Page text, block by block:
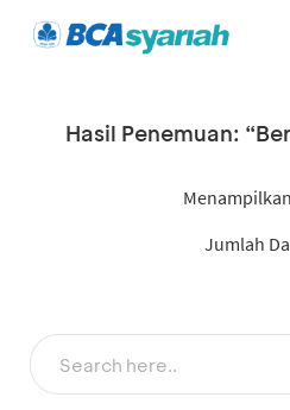
Hasil Penemuan:
Jumlah